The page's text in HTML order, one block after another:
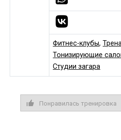
Фитнес-клубы,
Тонизирующие
Студии загара
Понравилась тренировка